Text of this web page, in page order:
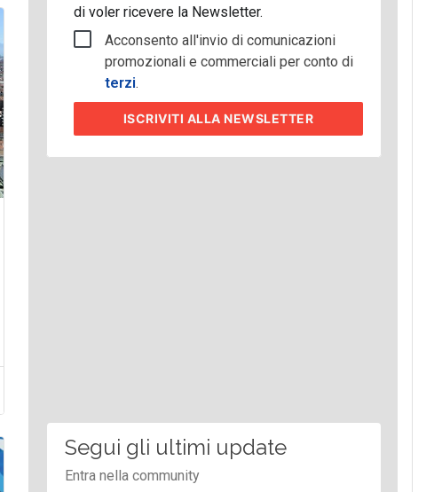
di voler ricevere la Newsletter.
Acconsento all'invio di comunicazioni
promozionali e commerciali per conto di
terzi.
ISCRIVITI ALLA NEWSLETTER
Segui gli ultimi update
Entra nella community